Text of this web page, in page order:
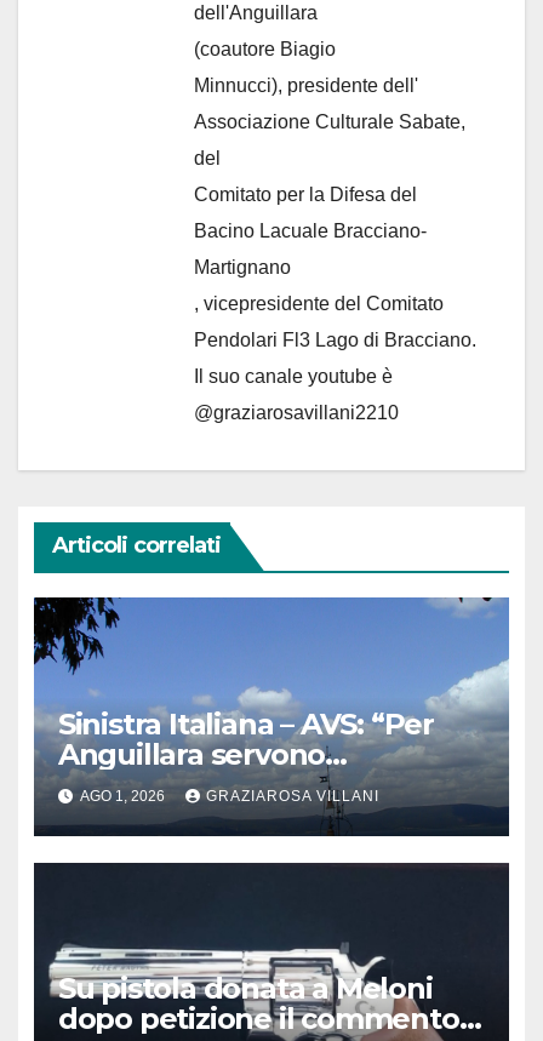
dell'Anguillara
(coautore Biagio
Minnucci), presidente dell'
Associazione Culturale Sabate,
del
Comitato per la Difesa del
Bacino Lacuale Bracciano-
Martignano
, vicepresidente del Comitato
Pendolari Fl3 Lago di Bracciano.
Il suo canale youtube è
@graziarosavillani2210
Articoli correlati
Sinistra Italiana – AVS: “Per
Anguillara servono
trasparenza, partecipazione e
scelte politiche coraggiose”
AGO 1, 2026 GRAZIAROSA VILLANI
Su pistola donata a Meloni
dopo petizione il commento